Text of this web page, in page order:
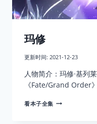
玛修
更新时间: 2021-12-23
人物简介：玛修·基列
《Fate/Grand Order
看本子全集 玛